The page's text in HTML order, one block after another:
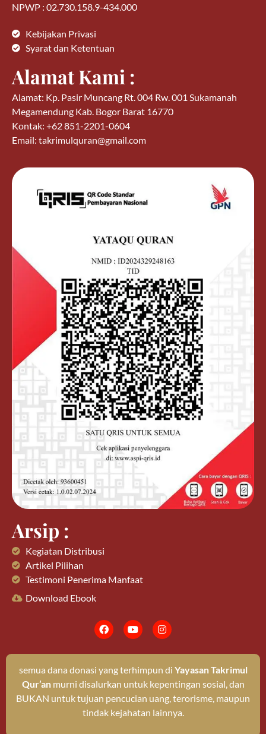
NPWP : 02.730.158.9-434.000
Kebijakan Privasi
Syarat dan Ketentuan
Alamat Kami :
Alamat: Kp. Pasir Muncang Rt. 004 Rw. 001 Sukamanah
Megamendung Kab. Bogor Barat 16770
Kontak: +62 851-2201-0604
Email: takrimulquran@gmail.com
Arsip :
Kegiatan Distribusi
Artikel Pilihan
Testimoni Penerima Manfaat
Download Ebook
semua dana donasi yang terhimpun di Yayasan Takrimul
Qur’anmurni disalurkan untuk kepentingan sosial, dan
BUKAN untuk tujuan pencucian uang, terorisme, maupun
tindak kejahatan lainnya.